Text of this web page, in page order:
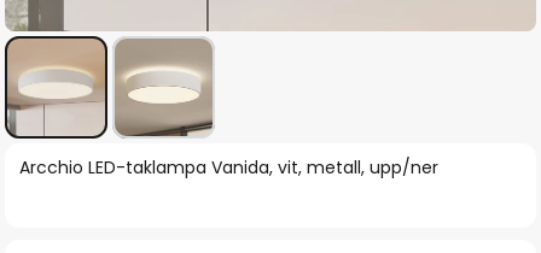
Hoppa
Arcchio LED-taklampa Vanida, vit, metall, upp/ner